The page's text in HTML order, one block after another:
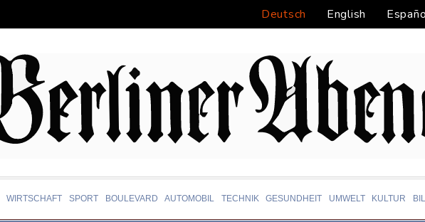
Deutsch English
WIRTSCHAFT SPORT BOULEVARD AUTOMOBIL TECHNIK GESUNDHEIT UMWELT KULTUR